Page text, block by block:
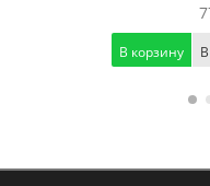
В корзину